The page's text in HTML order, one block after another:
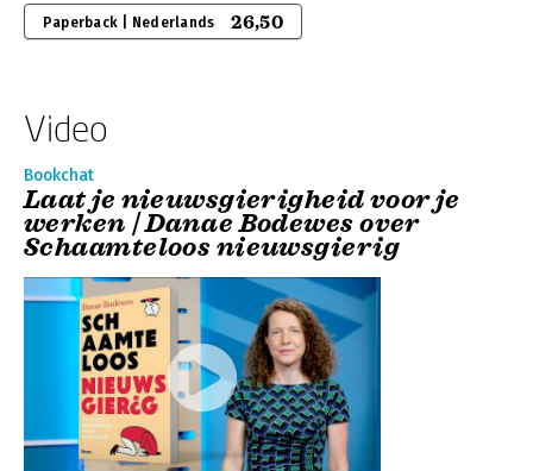
Paperback | Nederlands 26,50
Video
Bookchat
Laat je nieuwsgierigheid voor je
werken | Danae Bodewes over
Schaamteloos nieuwsgierig